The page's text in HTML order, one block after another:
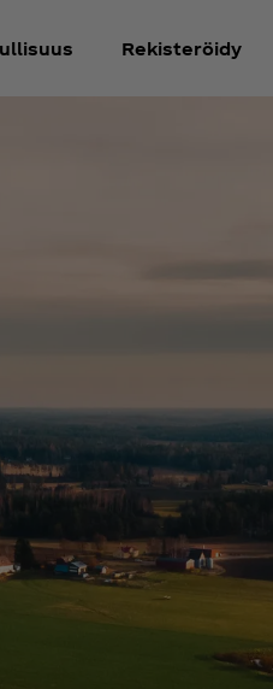
Rekisteröidy